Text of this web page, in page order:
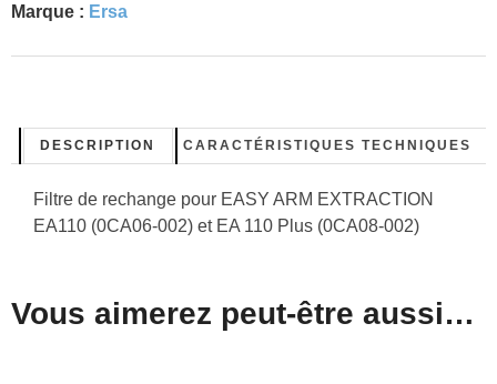
Marque : Ersa
DESCRIPTION CARACTÉRISTIQUES TECHNIQUES
Filtre de rechange pour EASY ARM EXTRACTION
EA110 (0CA06-002) et EA 110 Plus (0CA08-002)
Vous aimerez peut-être aussi…